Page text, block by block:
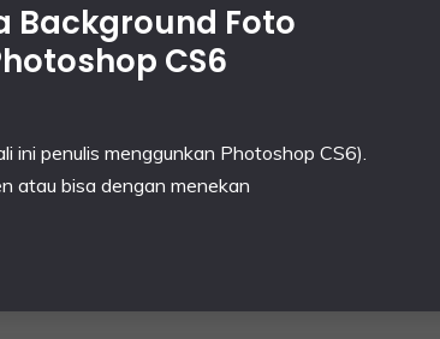
Background Foto
CS6
ini penulis menggunkan Photoshop CS6).
atau bisa dengan menekan